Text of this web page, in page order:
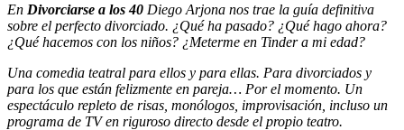
En Divorciarse a los 40 Diego Arjona nos trae la guía definitiva
sobre el perfecto divorciado. ¿Qué ha pasado? ¿Qué hago ahora?
¿Qué hacemos con los niños? ¿Meterme en Tinder a mi edad?
Una comedia teatral para ellos y para ellas. Para divorciados y
para los que están felizmente en pareja… Por el momento. Un
espectáculo repleto de risas, monólogos, improvisación, incluso un
programa de TV en riguroso directo desde el propio teatro.